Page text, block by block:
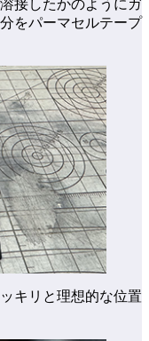
接したかのようにガ
をパーマセルテープ
キリと理想的な位置